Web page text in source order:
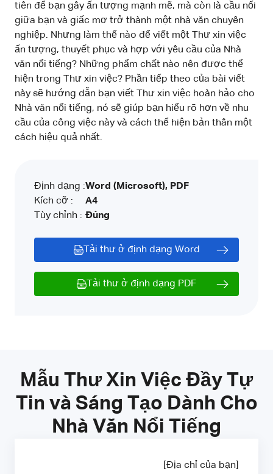
tiên để bạn gây ấn tượng mạnh mẽ, mà còn là cầu nối
giữa bạn và giấc mơ trở thành một nhà văn chuyên
nghiệp. Nhưng làm thế nào để viết một Thư xin việc
ấn tượng, thuyết phục và hợp với yêu cầu của Nhà
văn nổi tiếng? Những phẩm chất nào nên được thể
hiện trong Thư xin việc? Phần tiếp theo của bài viết
này sẽ hướng dẫn bạn viết Thư xin việc hoàn hảo cho
Nhà văn nổi tiếng, nó sẽ giúp bạn hiểu rõ hơn về nhu
cầu của công việc này và cách thể hiện bản thân một
cách hiệu quả nhất.
Định dạng :
Kích cỡ :
Tùy chỉnh :
Word (Microsoft), PDF
A4
Đúng
Tải thư ở định dạng Word
Tải thư ở định dạng PDF
Mẫu Thư Xin Việc Đầy Tự
Tin và Sáng Tạo Dành Cho
Nhà Văn Nổi Tiếng
[Địa chỉ của bạn]